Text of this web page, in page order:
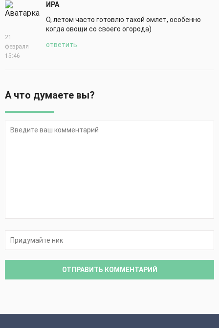
21
февраля
15:46
ИРА
О, летом часто готовлю такой омлет, особенно
когда овощи со своего огорода)
ответить
А что думаете вы?